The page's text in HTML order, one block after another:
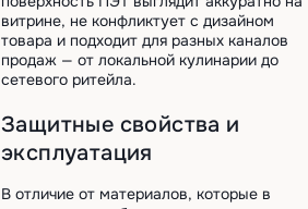
витрине, не конфликтует с дизайном
товара и подходит для разных каналов
продаж — от локальной кулинарии до
сетевого ритейла.
Защитные свойства и
эксплуатация
В отличие от материалов, которые в